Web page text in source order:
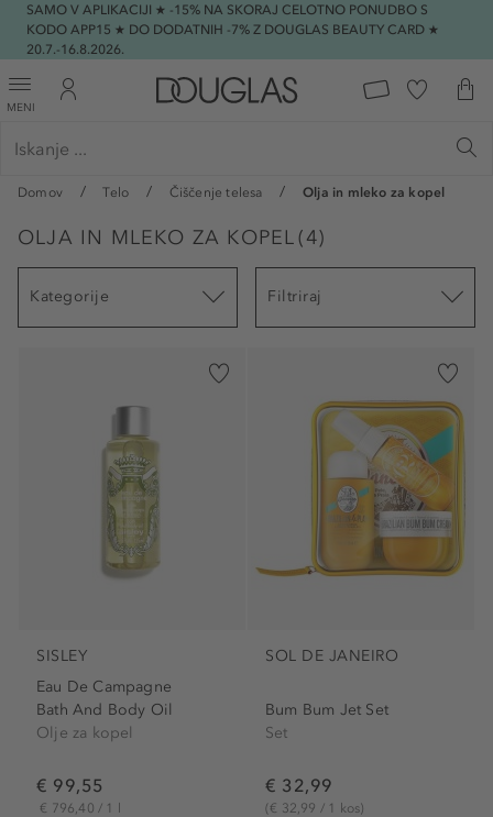
SAMO V APLIKACIJI ★ -15% NA SKORAJ CELOTNO PONUDBO S
KODO APP15 ★ DO DODATNIH -7% Z DOUGLAS BEAUTY CARD ★
20.7.-16.8.2026.
MENI
Domov Telo Čiščenje telesa Olja in mleko za kopel
OLJA IN MLEKO ZA KOPEL (4)
Kategorije Filtriraj
SISLEY
Eau De Campagne
Bath And Body Oil
Olje za kopel
€ 99,55
€ 796,40 / 1 l
SOL DE JANEIRO
Bum Bum Jet Set
Set
€ 32,99
(€ 32,99 / 1 kos)